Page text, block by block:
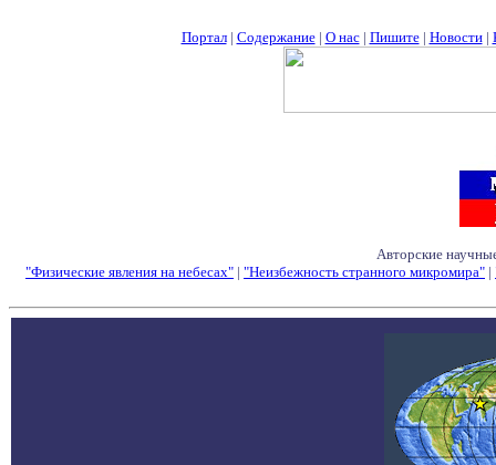
Портал| Содержание| О нас| Пишите| Новости|
Авторские
"Физические явления на небесах" | "Неизбежность странного микромира" |